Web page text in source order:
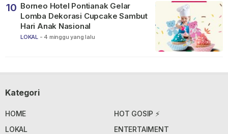
10 Borneo Hotel Pontianak Gelar
Lomba Dekorasi Cupcake Sambut
Hari Anak Nasional
LOKAL - 4 minggu yang lalu
Kategori
HOME
HOT GOSIP ⚡
LOKAL
ENTERTAIMENT